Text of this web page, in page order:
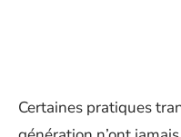
Certaines pratiques